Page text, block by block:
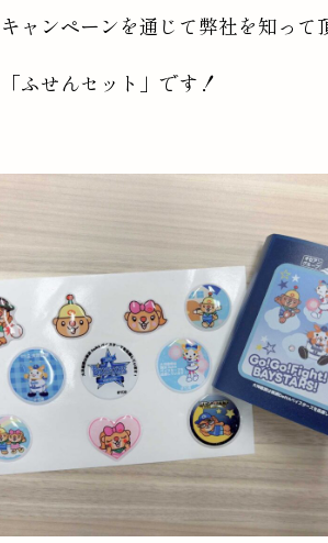
ャンペーンを通じて弊社を知って
ふせんセット」です！